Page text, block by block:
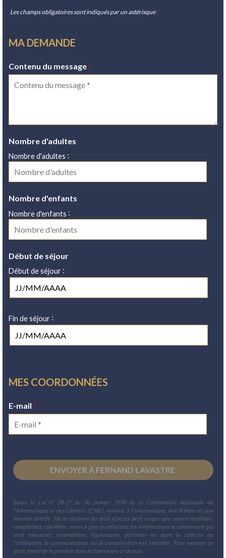
Les champs obligatoires sont indiqués par un astérisque *
MA DEMANDE
Contenu du message *
Nombre d'adultes
Nombre d'adultes :
Nombre d'enfants
Nombre d'enfants :
Début de séjour
Début de séjour :
Fin de séjour :
MES COORDONNÉES
E-mail *
Selon la Loi n° 78-17 du 06 janvier 1978 de la Commission Nationale de
l'Informatique et des Libertés (CNIL), relative à l'informatique, aux fichiers et aux
libertés (article 36), le titulaire du droit d'accès peut exiger que soient rectifiées,
complétées, clarifiées, mises à jour ou effacées les informations le concernant qui
sont inexactes, incomplètes, équivoques, périmées ou dont la collecte ou
l'utilisation, la communication ou la conservation est interdite. Pour exercer ce
droit, merci de le préciser dans le formulaire ci-dessus.